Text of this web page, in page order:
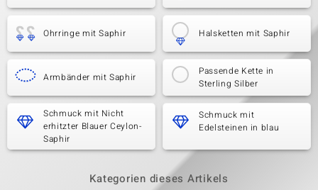
Ohrringe mit Saphir Halsketten mit Saphir
Armbänder mit Saphir
Passende Kette in
Sterling Silber
Schmuck mit Nicht
erhitzter Blauer Ceylon-
Saphir
Schmuck mit
Edelsteinen in blau
Kategorien dieses Artikels